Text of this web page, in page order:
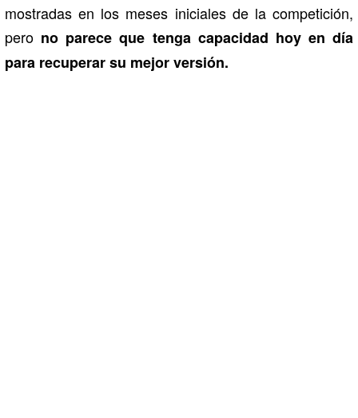
mostradas en los meses iniciales de la competición,
pero no parece que tenga capacidad hoy en día
para recuperar su mejor versión.